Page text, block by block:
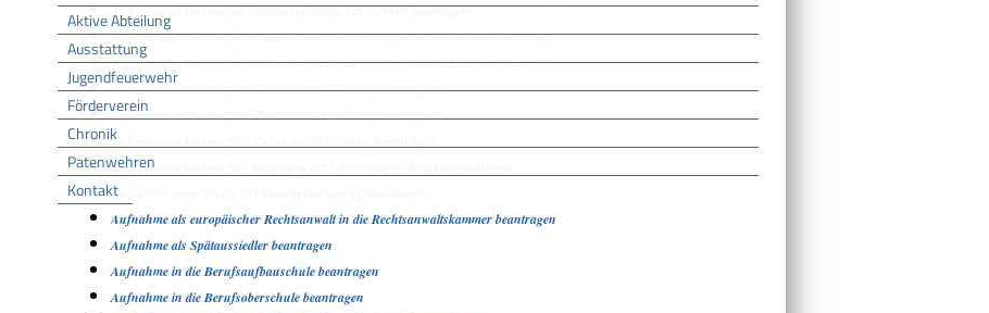
Aktive Abteilung
Ausstattung
Jugendfeuerwehr
Förderverein
Chronik
Patenwehren
Kontakt
Vereine
Aufenthaltserlaubnis für Staatsangehörige der Schweiz beantragen
Aufenthaltserlaubnis für Studierende aus Staaten außerhalb EU/EWR beantragen
Aufenthaltserlaubnis für Studierende aus Staaten außerhalb EU/EWR verlängern
Aufenthaltserlaubnis zum Zweck der Ausbildung beantragen
Aufenthaltserlaubnis zum Zweck der Ausbildung verlängern
Aufenthaltserlaubnis zum Zweck der Forschung beantragen
Aufenthaltserlaubnis zur Ausübung der selbständigen Tätigkeit beantragen
Aufgraben einer Straße für Leitungsverlegung beantragen
Aufnahme als europäischer Rechtsanwalt in die Rechtsanwaltskammer beantragen
Aufnahme als Spätaussiedler beantragen
Aufnahme in die Berufsaufbauschule beantragen
Aufnahme in die Berufsoberschule beantragen